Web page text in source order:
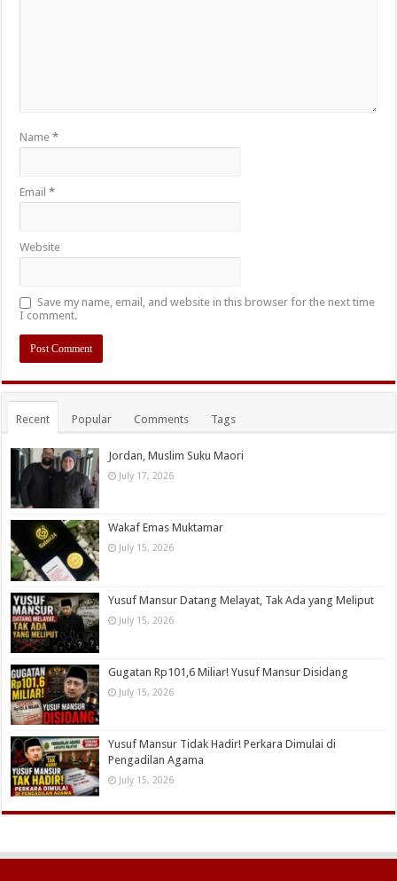
Name*
Email*
Website
Save my name, email, and website in this browser for the next time
I comment.
Recent Popular Comments Tags
Jordan, Muslim Suku Maori
July 17, 2026
Wakaf Emas Muktamar
July 15, 2026
Yusuf Mansur Datang Melayat, Tak Ada yang Meliput
July 15, 2026
Gugatan Rp101,6 Miliar! Yusuf Mansur Disidang
July 15, 2026
Yusuf Mansur Tidak Hadir! Perkara Dimulai di
Pengadilan Agama
July 15, 2026